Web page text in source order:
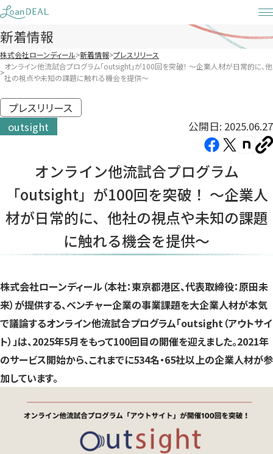
Skip
to
content
新着情報
株式会社ローンディール 新着情報 プレスリリース
オンライン他流試合プログラム「outsight」が100回を突破！ ～企業人材が日常的に、他
社の視点や未知の課題に触れる機会を提供～
プレスリリース
outsight
公開日: 2025.06.27
Facebook（新
い
タ
で
開
き
す）
X（新
い
タ
ブ
で
き
す）
note（新
い
タ
ブ
で
き
す）
オンライン他流試合プログラム
「outsight」が100回を突破！ ～企業人
材が日常的に、他社の視点や未知の課題
に触れる機会を提供～
株式会社ローンディール（本社：東京都港区、代表取締役：原田未
来）が提供する、ベンチャー企業の事業課題を大企業人材が本気
で議論するオンライン他流試合プログラム「outsight（アウトサイ
ト）」は、2025年5月をもって100回目の開催を迎えました。2021年
のサービス開始から、これまでに534名・65社以上の企業人材が参
加しています。